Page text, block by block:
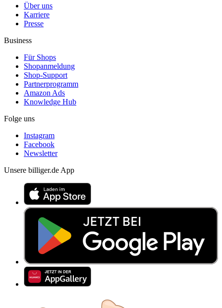
Über uns
Karriere
Presse
Business
Für Shops
Shopanmeldung
Shop-Support
Partnerprogramm
Amazon Ads
Knowledge Hub
Folge uns
Instagram
Facebook
Newsletter
Unsere billiger.de App